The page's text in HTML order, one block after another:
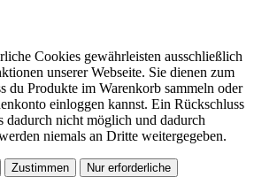
Cookies gewährleisten ausschließlich
unserer Webseite. Sie dienen zum
du Produkte im Warenkorb sammeln oder
einloggen kannst. Ein Rückschluss
dadurch nicht möglich und dadurch
niemals an Dritte weitergegeben.
Zustimmen Nur erforderliche